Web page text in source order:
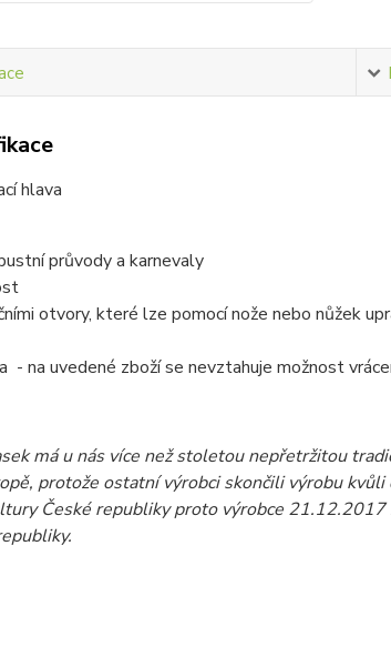
hlava
průvody a karnevaly
otvory, které lze pomocí nože nebo nůžek
- na uvedené zboží se nevztahuje možnost
má u nás více než stoletou nepřetržitou
protože ostatní výrobci skončili výrobu
České republiky proto výrobce